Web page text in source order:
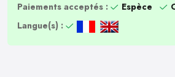
Paiements acceptés :
Espèce
Langue(s) :